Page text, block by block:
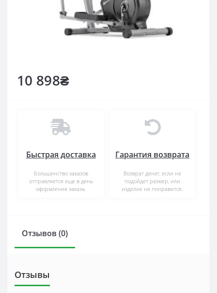
10 898₴
Быстрая доставка
Большинство заказов
отправляется еще в день
оформления заказа.
Гарантия возврата
Возврат денег, если не
подойдет размер, или
изделие не понравится.
Отзывов (0)
Отзывы